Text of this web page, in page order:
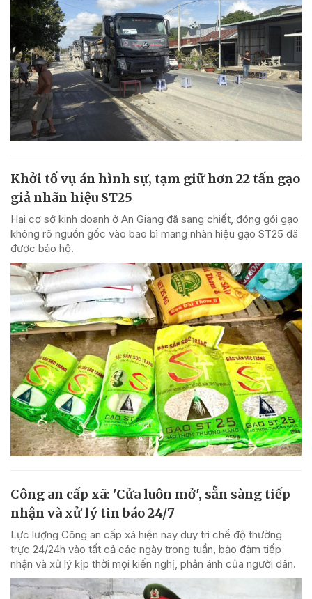
Khởi tố vụ án hình sự, tạm giữ hơn 22 tấn gạo
giả nhãn hiệu ST25
Hai cơ sở kinh doanh ở An Giang đã sang chiết, đóng gói gạo
không rõ nguồn gốc vào bao bì mang nhãn hiệu gạo ST25 đã
được bảo hộ.
Công an cấp xã: 'Cửa luôn mở', sẵn sàng tiếp
nhận và xử lý tin báo 24/7
Lực lượng Công an cấp xã hiện nay duy trì chế độ thường
trực 24/24h vào tất cả các ngày trong tuần, bảo đảm tiếp
nhận và xử lý kịp thời mọi kiến nghị, phản ánh của người dân.